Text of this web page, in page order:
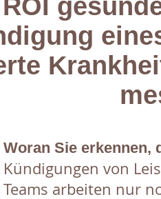
Woran Sie erkennen,
Kündigungen von
Teams arbeiten nur